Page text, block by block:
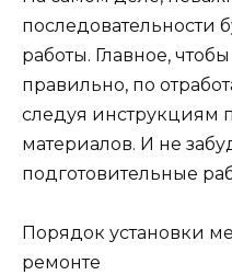
последовательности
работы. Главное,
правильно, по
следуя инструкциям
материалов. И не
подготовительные
Порядок установки
ремонте